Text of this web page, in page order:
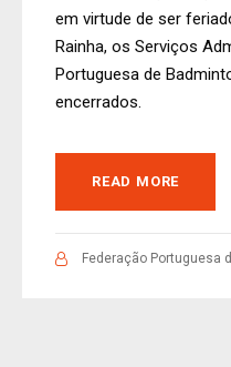
em virtude de ser
Rainha, os Serviços
Portuguesa de
encerrados.
READ MORE
Federação Portuguesa